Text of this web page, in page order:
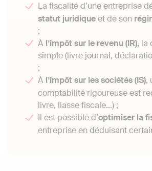
La fiscalité d’une entreprise
statut juridiqueet de son
;
À l’impôt sur le revenu (IR), la
simple (livre journal,
;
À l’impôt sur les sociétés (IS),
comptabilité rigoureuse est
livre, liasse fiscale…) ;
Il est possible d’optimiser la
entreprise en déduisant